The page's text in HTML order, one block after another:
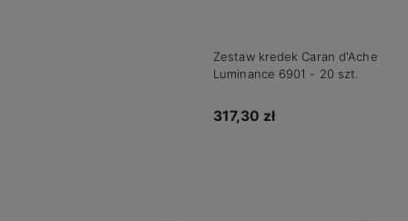
Zestaw kredek Caran d'Ache
Luminance 6901 - 20 szt.
317,30 zł